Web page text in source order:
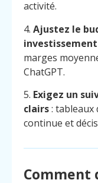
activité.
4. Ajustez le
investissement
marges
ChatGPT.
5. Exigez un
clairs: tableaux
continue et
Comment